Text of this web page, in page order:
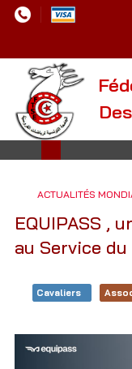
ACTUALITÉS
EQUIPASS ,
au Service
Cavaliers